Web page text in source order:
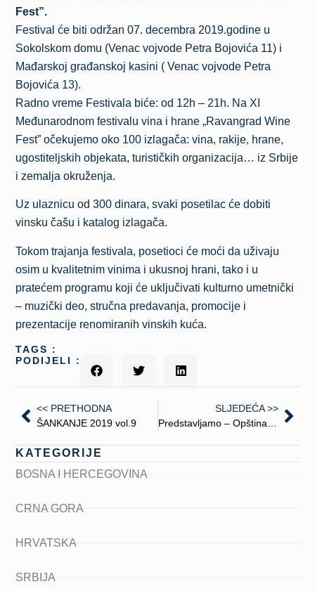
Fest”.
Festival će biti održan 07. decembra 2019.godine u
Sokolskom domu (Venac vojvode Petra Bojovića 11) i
Mađarskoj građanskoj kasini ( Venac vojvode Petra
Bojovića 13).
Radno vreme Festivala biće: od 12h – 21h. Na XI
Međunarodnom festivalu vina i hrane „Ravangrad Wine
Fest” očekujemo oko 100 izlagača: vina, rakije, hrane,
ugostiteljskih objekata, turističkih organizacija… iz Srbije
i zemalja okruženja.
Uz ulaznicu od 300 dinara, svaki posetilac će dobiti
vinsku čašu i katalog izlagača.
Tokom trajanja festivala, posetioci će moći da uživaju
osim u kvalitetnim vinima i ukusnoj hrani, tako i u
pratećem programu koji će uključivati kulturno umetnički
– muzički deo, stručna predavanja, promocije i
prezentacije renomiranih vinskih kuća.
TAGS :
PODIJELI :
<< PRETHODNA
ŠANKANJE 2019 vol.9
SLJEDEĆA >>
KATEGORIJE
BOSNA I HERCEGOVINA
CRNA GORA
HRVATSKA
SRBIJA